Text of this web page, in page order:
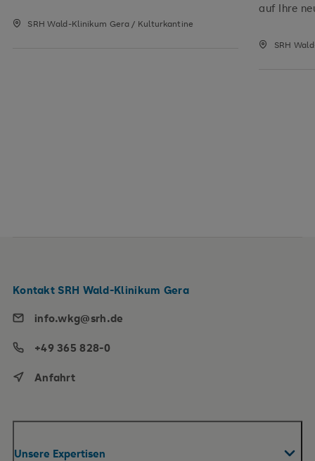
SRH Wald-Klinikum Gera / Kulturkantine
auf Ihre
SRH
Unsere Expertisen
Kontakt SRH Wald-Klinikum Gera
info.wkg@srh.de
+49 365 828-0
Anfahrt